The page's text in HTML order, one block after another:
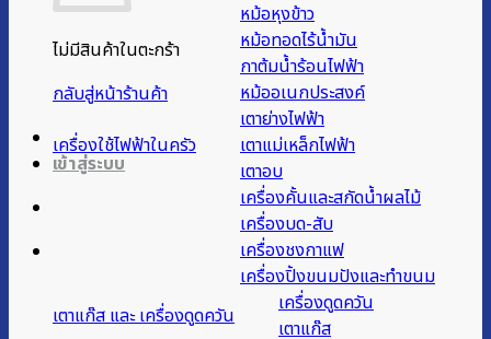
ไม่มีสินค้าในตะกร้า
กลับสู่หน้าร้านค้า
เข้าสู่ระบบ
เครื่องใช้ไฟฟ้าในครัว
หม้อหุงข้าว
หม้อทอดไร้น้ำมัน
กาต้มน้ำร้อนไฟฟ้า
หม้ออเนกประสงค์
เตาย่างไฟฟ้า
เตาแม่เหล็กไฟฟ้า
เตาอบ
เครื่องคั้นและสกัดน้ำผลไม้
เครื่องบด-สับ
เครื่องชงกาแฟ
เครื่องปิ้งขนมปังและทำขนม
เตาแก๊ส และ เครื่องดูดควัน
เครื่องดูดควัน
เตาแก๊ส